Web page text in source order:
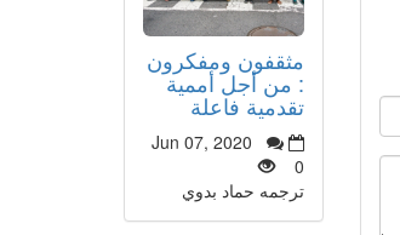
مثقفون ومفكرون
: من أجل أممية
تقدمية فاعلة
Jun 07, 2020
0
ترجمه حماد بدوي